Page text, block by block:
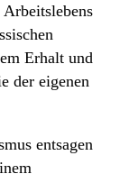
Erhalt und
der eigenen
entsagen